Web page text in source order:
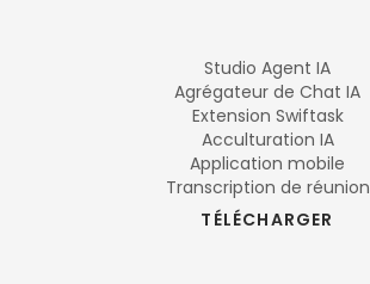
Studio Agent IA
Agrégateur de Chat IA
Extension Swiftask
Acculturation IA
Application mobile
Transcription de réunion
TÉLÉCHARGER